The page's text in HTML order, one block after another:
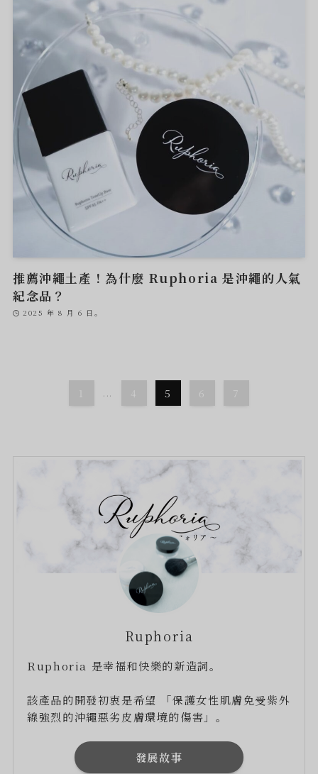
推薦沖繩土產！為什麼 Ruphoria 是沖繩的人氣
紀念品？
2025 年 8 月 6 日。
1 ... 4 5 6
Ruphoria
Ruphoria 是幸福和快樂的新造詞。
該產品的開發初衷是希望 「保護女性肌膚免受紫外
線強烈的沖繩惡劣皮膚環境的傷害」。
發展故事